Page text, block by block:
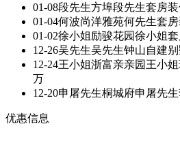
01-08段先生方埠段先生套房装
01-04何波尚洋雅苑何先生套
01-02徐小姐励骏花园徐小姐
12-26吴先生吴先生钟山自建
12-24王小姐浙富亲亲园王小
万
12-20申屠先生桐城府申屠先
优惠信息